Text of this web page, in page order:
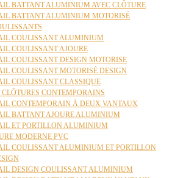
BATTANT ALUMINIUM AVEC CLÔTURE
BATTANT ALUMINIUM MOTORISÉ
COULISSANT ALUMINIUM
COULISSANT AJOURE
COULISSANT DESIGN MOTORISE
COULISSANT MOTORISÉ DESIGN
COULISSANT CLASSIQUE
CLÔTURES CONTEMPORAINS
CONTEMPORAIN À DEUX VANTAUX
BATTANT AJOURE ALUMINIUM
ET PORTILLON ALUMINIUM
MODERNE PVC
COULISSANT ALUMINIUM ET PORTILLON
DESIGN COULISSANT ALUMINIUM